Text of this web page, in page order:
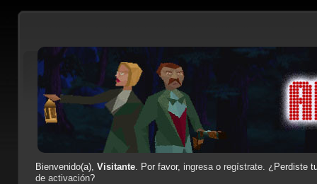
Bienvenido(a), Visitante. Por favor, ingresao regístrate. ¿Perdiste
de activación?